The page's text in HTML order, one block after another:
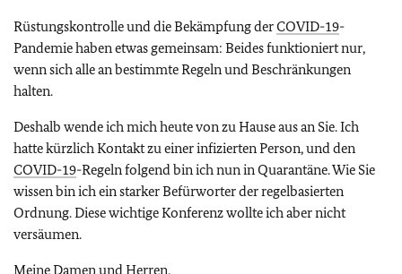
Rüstungskontrolle und die Bekämpfung derCOVID-19-
Pandemie haben etwas gemeinsam: Beides funktioniert nur,
wenn sich alle an bestimmte Regeln und Beschränkungen
halten.
Deshalb wende ich mich heute von zu Hause aus an Sie. Ich
hatte kürzlich Kontakt zu einer infizierten Person, und den
COVID-19-Regeln folgend bin ich nun in Quarantäne. Wie Sie
wissen bin ich ein starker Befürworter der regelbasierten
Ordnung. Diese wichtige Konferenz wollte ich aber nicht
versäumen.
Meine Damen und Herren,